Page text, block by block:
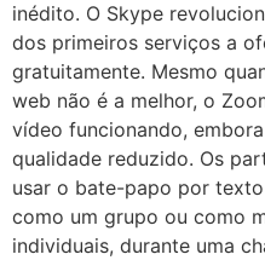
inédito. O Skype
dos primeiros serviços a
gratuitamente. Mesmo
web não é a melhor, o
vídeo funcionando,
qualidade reduzido. Os
usar o bate-papo por
como um grupo ou como
individuais, durante uma